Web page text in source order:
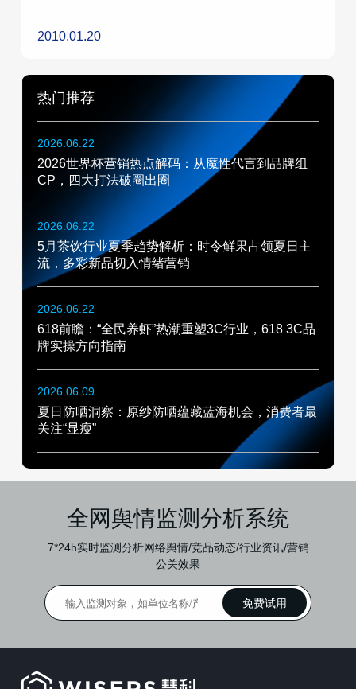
2010.01.20
热门推荐
2026.06.22
2026世界杯营销热点解码：从魔性代言到品牌组
CP，四大打法破圈出圈
2026.06.22
5月茶饮行业夏季趋势解析：时令鲜果占领夏日主
流，多彩新品切入情绪营销
2026.06.22
618前瞻：“全民养虾”热潮重塑3C行业，618 3C品
牌实操方向指南
2026.06.09
夏日防晒洞察：原纱防晒蕴藏蓝海机会，消费者最
关注“显瘦”
全网舆情监测分析系统
7*24h实时监测分析网络舆情/竞品动态/行业资讯/营销
公关效果